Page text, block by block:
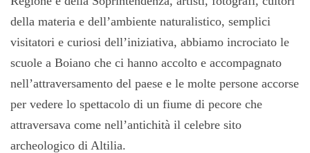
della materia e dell’ambiente naturalistico, semplici
visitatori e curiosi dell’iniziativa, abbiamo incrociato le
scuole a Boiano che ci hanno accolto e accompagnato
nell’attraversamento del paese e le molte persone accorse
per vedere lo spettacolo di un fiume di pecore che
attraversava come nell’antichità il celebre sito
archeologico di Altilia.